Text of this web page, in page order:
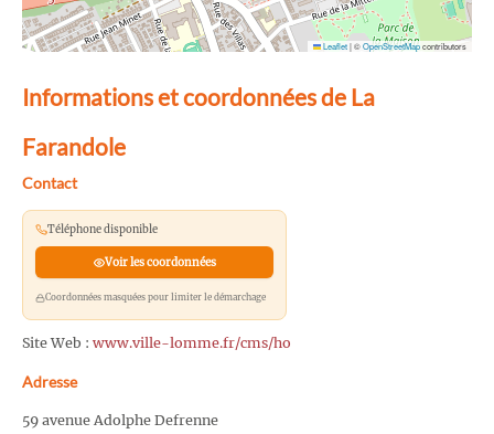
Leaflet|©OpenStreetMapcontributors
Informations et coordonnées de La
Farandole
Contact
Téléphone disponible
Voir les coordonnées
Coordonnées masquées pour limiter le démarchage
Site Web : www.ville-lomme.fr/cms/ho
Adresse
59 avenue Adolphe Defrenne